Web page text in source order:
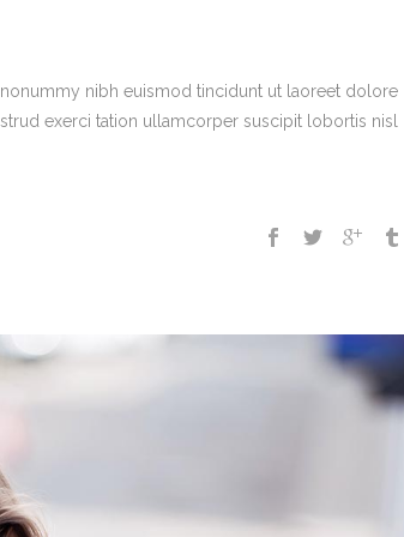
nibh euismod tincidunt ut laoreet dolore
exerci tation ullamcorper suscipit lobortis nisl